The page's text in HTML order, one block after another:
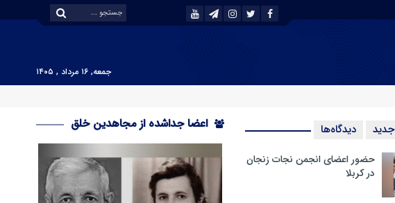
جمعه, ۱۶ مرداد , ۱۴۰۵
جدید دیدگاه‌ها
حضور اعضای انجمن نجات زنجان
در کربلا
اعضا جداشده از مجاهدین خلق